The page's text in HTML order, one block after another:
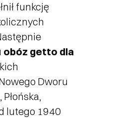
funkcję
obóz getto dla
Dworu
lutego 1940